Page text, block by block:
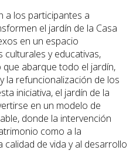
a los participantes a
el jardín de la Casa
en un espacio
culturales y educativas,
abarque todo el jardín,
la refuncionalización de los
iniciativa, el jardín de la
en un modelo de
donde la intervención
como a la
de vida y al desarrollo